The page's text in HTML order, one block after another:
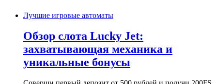
Лучшие игровые автоматы
Обзор слота Lucky Jet:
захватывающая механика и
уникальные бонусы